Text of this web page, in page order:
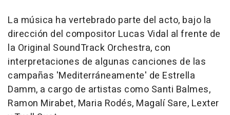
La música ha vertebrado parte del acto, bajo la
dirección del compositor Lucas Vidal al frente de
la Original SoundTrack Orchestra, con
interpretaciones de algunas canciones de las
campañas 'Mediterráneamente' de Estrella
Damm, a cargo de artistas como Santi Balmes,
Ramon Mirabet, Maria Rodés, Magalí Sare, Lexter